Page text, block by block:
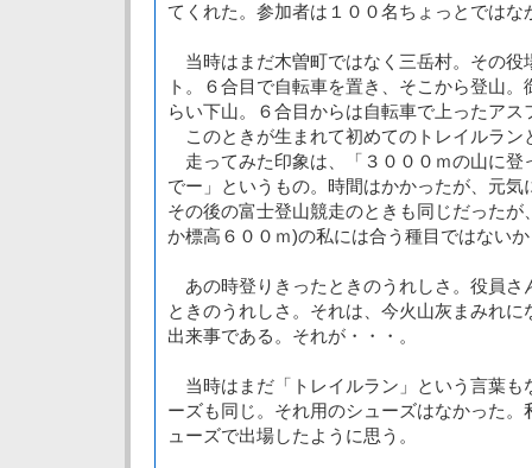
てくれた。参加者は１００名ちょっとではな
当時はまだ木曽町ではなく三岳村。その役
ト。６合目で自転車を置き、そこから登山
らい下山。６合目からは自転車で上ったア
このときが生まれて初めてのトレイルラン
走ってみた印象は、「３０００ｍの山に登
でー」というもの。時間はかかったが、元
その後の富士登山競走のときも同じだった
か標高６００ｍ)の私には合う種目ではない
あの時登りきったときのうれしさ。役員さ
ときのうれしさ。それは、今火山灰まみれ
出来事である。それが・・・。
当時はまだ「トレイルラン」という言葉も
ーズも同じ。それ用のシューズはなかった
ューズで出場したように思う。